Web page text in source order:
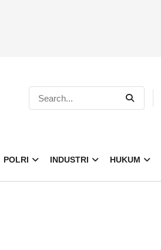
POLRI INDUSTRI HUKUM